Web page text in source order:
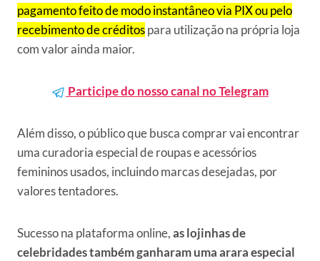
pagamento feito de modo instantâneo via PIX ou pelo
recebimento de créditospara utilização na própria loja
com valor ainda maior.
Participe do nosso canal no Telegram
Além disso, o público que busca comprar vai encontrar
uma curadoria especial de roupas e acessórios
femininos usados, incluindo marcas desejadas, por
valores tentadores.
Sucesso na plataforma online,as lojinhas de
celebridades também ganharam uma arara especial